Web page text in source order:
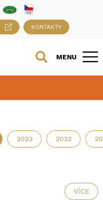
KONTAKTY
MENU
2023 2022
VÍCE